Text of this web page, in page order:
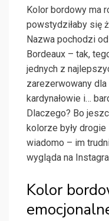
Kolor bordowy ma
powstydziłaby się
Nazwa pochodzi
Bordeaux – tak,
jednych z
zarezerwowany
kardynałowie i…
Dlaczego? Bo
kolorze były
wiadomo – im
wygląda na
Kolor